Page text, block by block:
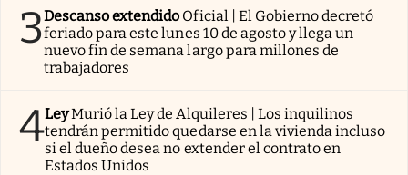
3Descanso extendido Oficial | El Gobierno decretó
feriado para este lunes 10 de agosto y llega un
nuevo fin de semana largo para millones de
trabajadores
4LeyMurió la Ley de Alquileres | Los inquilinos
tendrán permitido quedarse en la vivienda incluso
si el dueño desea no extender el contrato en
Estados Unidos